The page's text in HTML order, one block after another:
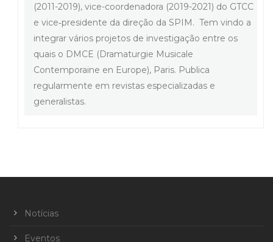
(2011-2019), vice-coordenadora (2019-2021) do GTCC
e vice‐presidente da direção da SPIM. Tem vindo a
integrar vários projetos de investigação entre os
quais o DMCE (Dramaturgie Musicale
Contemporaine en Europe), Paris. Publica
regularmente em revistas especializadas e
generalistas.
Notícias
Eventos